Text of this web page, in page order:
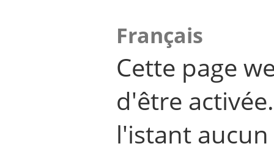
Français
Cette page
d'être
l'istant